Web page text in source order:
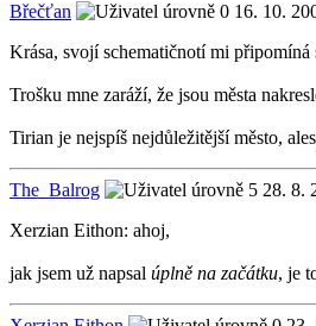
Břečťan
16. 10.
Krása, svojí schematičnotí mi
Trošku mne zaráží, že jsou města
Tirian je nejspíš nejdůležitější město,
The_Balrog
28. 8.
Xerzian Eithon: ahoj,
jak jsem už napsal úplně na začátku, je